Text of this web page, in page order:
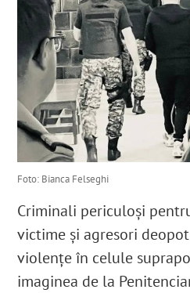
Foto: Bianca Felseghi
Criminali periculoși
victime și agresori
violențe în celule
imaginea de la